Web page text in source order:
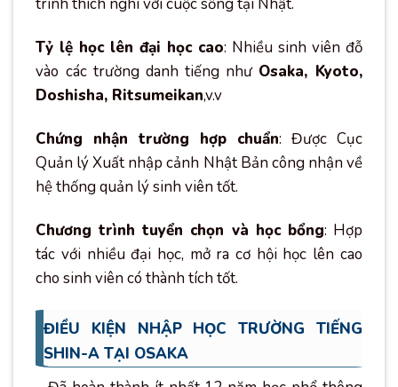
Tỷ lệ học lên đại học cao: Nhiều sinh viên đỗ
vào các trường danh tiếng như Osaka, Kyoto,
Doshisha, Ritsumeikan,v.v
Chứng nhận trường hợp chuẩn: Được Cục
Quản lý Xuất nhập cảnh Nhật Bản công nhận về
hệ thống quản lý sinh viên tốt.
Chương trình tuyển chọn và học bổng: Hợp
tác với nhiều đại học, mở ra cơ hội học lên cao
cho sinh viên có thành tích tốt.
ĐIỀU KIỆN NHẬP HỌC TRƯỜNG TIẾNG
SHIN-A TẠI OSAKA